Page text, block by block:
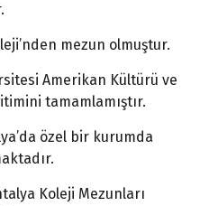
mezun olmuştur.
Amerikan Kültürü ve
tamamlamıştır.
özel bir kurumda
Koleji Mezunları